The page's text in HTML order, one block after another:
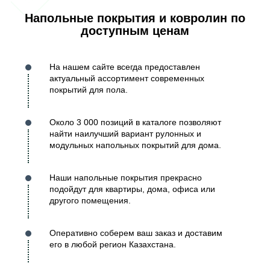
Напольные покрытия и ковролин по
доступным ценам
На нашем сайте всегда предоставлен
актуальный ассортимент современных
покрытий для пола.
Около 3 000 позиций в каталоге позволяют
найти наилучший вариант рулонных и
модульных напольных покрытий для дома.
Наши напольные покрытия прекрасно
подойдут для квартиры, дома, офиса или
другого помещения.
Оперативно соберем ваш заказ и доставим
его в любой регион Казахстана.